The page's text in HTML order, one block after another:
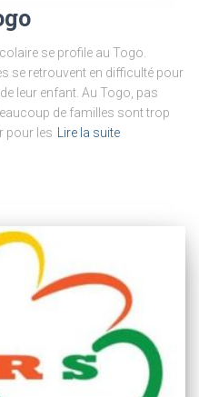
se profile au Togo.
se retrouvent en difficulté pour
leur enfant. Au Togo, pas
de familles sont trop
pour les
Lire la suite